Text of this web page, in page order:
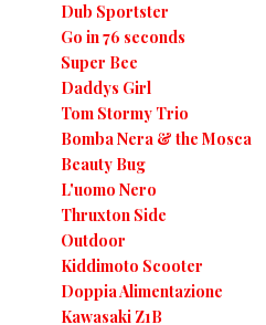
Dub Sportster
Go in 76 seconds
Super Bee
Daddys Girl
Tom Stormy Trio
Bomba Nera & the Mosca
Beauty Bug
L'uomo Nero
Thruxton Side
Outdoor
Kiddimoto Scooter
Doppia Alimentazione
Kawasaki Z1B